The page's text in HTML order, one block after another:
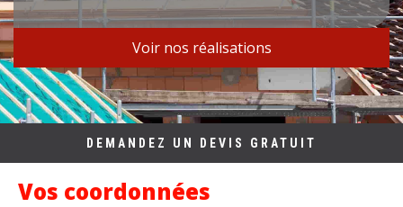
Voir nos réalisations
DEMANDEZ UN DEVIS GRATUIT
Vos coordonnées